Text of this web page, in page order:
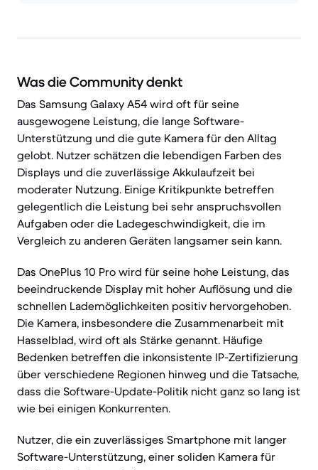
Was die Community denkt
Das Samsung Galaxy A54 wird oft für seine
ausgewogene Leistung, die lange Software-
Unterstützung und die gute Kamera für den Alltag
gelobt. Nutzer schätzen die lebendigen Farben des
Displays und die zuverlässige Akkulaufzeit bei
moderater Nutzung. Einige Kritikpunkte betreffen
gelegentlich die Leistung bei sehr anspruchsvollen
Aufgaben oder die Ladegeschwindigkeit, die im
Vergleich zu anderen Geräten langsamer sein kann.
Das OnePlus 10 Pro wird für seine hohe Leistung, das
beeindruckende Display mit hoher Auflösung und die
schnellen Lademöglichkeiten positiv hervorgehoben.
Die Kamera, insbesondere die Zusammenarbeit mit
Hasselblad, wird oft als Stärke genannt. Häufige
Bedenken betreffen die inkonsistente IP-Zertifizierung
über verschiedene Regionen hinweg und die Tatsache,
dass die Software-Update-Politik nicht ganz so lang ist
wie bei einigen Konkurrenten.
Nutzer, die ein zuverlässiges Smartphone mit langer
Software-Unterstützung, einer soliden Kamera für